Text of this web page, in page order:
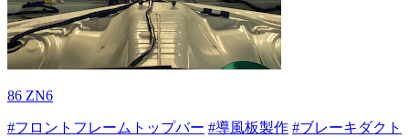
86 ZN6
#フロントフレームトップバー #導風板製作 #ブレーキダクト